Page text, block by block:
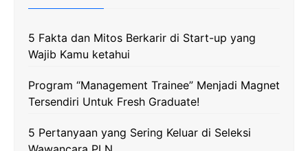
5 Fakta dan Mitos Berkarir di Start-up yang
Wajib Kamu ketahui
Program “Management Trainee” Menjadi Magnet
Tersendiri Untuk Fresh Graduate!
5 Pertanyaan yang Sering Keluar di Seleksi